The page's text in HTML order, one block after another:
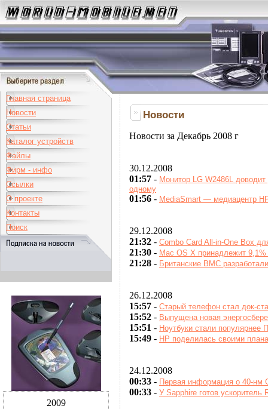
Главная страница
Новости
Статьи
Каталог устройств
Файлы
Фирм - инфо
Ссылки
О проекте
Контакты
Поиск
2009
Новости
Новости за Декабрь 2008 г
30.12.2008
01:57 - Монитор LG W2486L
одному
01:56 - MediaSmart — медиацентр
29.12.2008
21:32 - Combo Card All-in-One Box
21:30 - Mac OS X принадлежит
21:28 - Британские ВМС
26.12.2008
15:57 - Старый телефон стал док-
15:52 - Выпущена новая
15:51 - Ноутбуки стали популярнее
15:49 - HP поделилась своими
24.12.2008
00:33 - Первая информация о 40-нм
00:33 - У Sapphire готов ускоритель